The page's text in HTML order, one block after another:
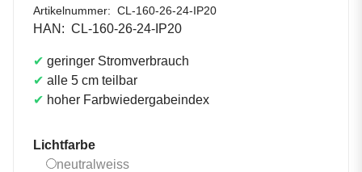
Artikelnummer: CL-160-26-24-IP20
HAN: CL-160-26-24-IP20
✔ geringer Stromverbrauch
✔ alle 5 cm teilbar
✔ hoher Farbwiedergabeindex
Lichtfarbe
neutralweissneutralweiss